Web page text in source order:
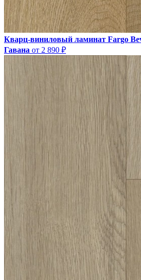
Кварц-виниловый ламинат Fargo
Гавана от 2 890 ₽